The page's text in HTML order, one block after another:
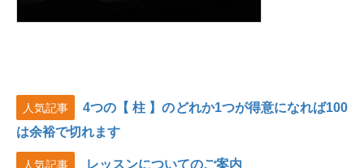
人気記事
4つの【 柱 】のどれか1つが得意になれば100
は余裕で切れます
人気記事 レッスンについてのご案内